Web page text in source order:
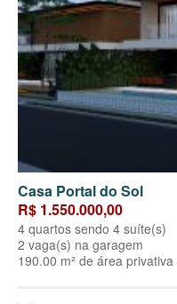
Casa Portal do Sol
R$ 1.550.000,00
4 quartos sendo 4 suíte(s)
2 vaga(s) na garagem
190.00 m² de área privativa